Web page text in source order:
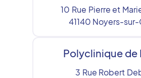
10 Rue Pierre et
41140 Noyers-sur-
Polyclinique de
3 Rue Robert